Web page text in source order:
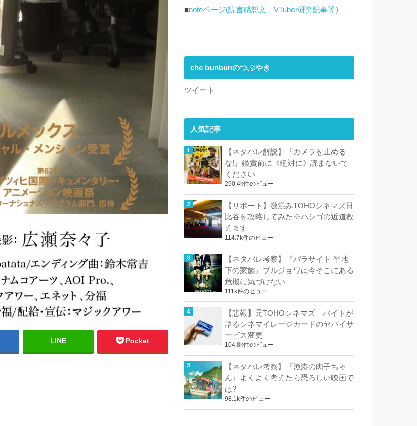
LINE Pocket
■noteページ(読書感想文、VTuber研究記事等)
che bunbunのつぶやき
ツイート
人気記事
【ネタバレ解説】『カメラを止める
な!』鑑賞前に《絶対に》読まないで
ください
290.4k件のビュー
【リポート】激混みTOHOシネマズ日
比谷を攻略してみた※ハシゴの近道教
えます
114.7k件のビュー
【ネタバレ考察】『パラサイト 半地
下の家族』ブルジョワは今そこにある
危機に気づけない
111k件のビュー
【悲報】元TOHOシネマズ バイトが
語るシネマイレージカードのヤバイサ
ービス変更
104.8k件のビュー
【ネタバレ考察】『漁港の肉子ちゃ
ん』よくよく考えたら恐ろしい映画で
は?
98.1k件のビュー